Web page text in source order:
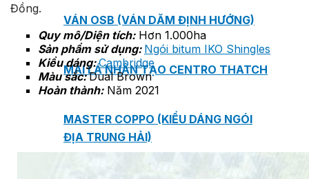
VÁN OSB (VÁN DĂM ĐỊNH HƯỚNG)
MÁI LÁ NHÂN TẠO CENTRO THATCH
MASTER COPPO (KIỂU DÁNG NGÓI
ĐỊA TRUNG HẢI)
Đồng.
Quy mô/Diện tích:Hơn 1.000ha
Sản phẩm sử dụng: Ngói bitum IKO Shingles
Kiểu dáng:Cambridge
Màu sắc:Dual Brown
Hoàn thành: Năm 2021